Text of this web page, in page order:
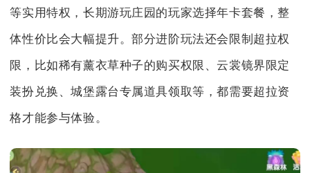
等实用特权，长期游玩庄园的玩家选择年卡套餐，整
体性价比会大幅提升。部分进阶玩法还会限制超拉权
限，比如稀有薰衣草种子的购买权限、云裳镜界限定
装扮兑换、城堡露台专属道具领取等，都需要超拉资
格才能参与体验。